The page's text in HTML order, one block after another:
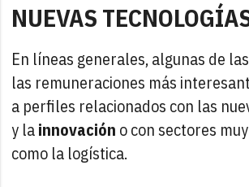
NUEVAS
En líneas generales, algunas de
las remuneraciones más
a perfiles relacionados con las
y lainnovación o con sectores
como la logística.